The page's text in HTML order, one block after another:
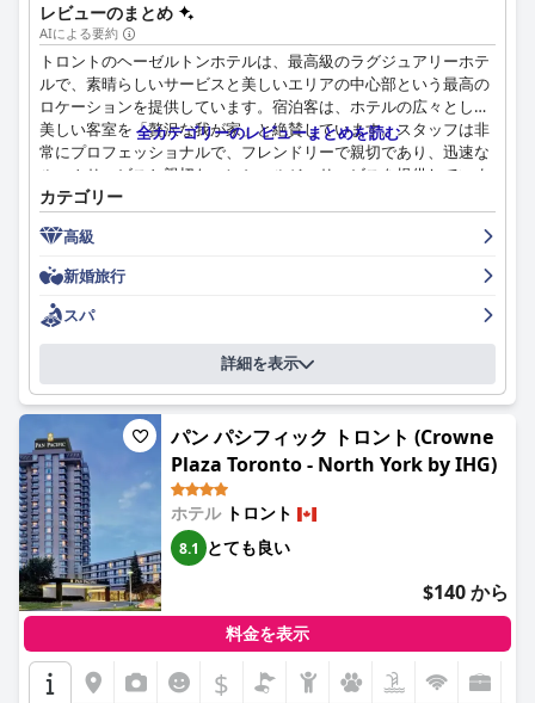
レビューのまとめ
AIによる要約
トロントのヘーゼルトンホテルは、最高級のラグジュアリーホテ
ルで、素晴らしいサービスと美しいエリアの中心部という最高の
ロケーションを提供しています。宿泊客は、ホテルの広々とした
美しい客室を「贅沢な我が家」と絶賛しています。スタッフは非
常にプロフェッショナルで、フレンドリーで親切であり、迅速な
ルームサービスと親切なコンシェルジュサービスを提供していま
す。ホテルのロケーションは、ダウンタウンエリア、美術館、レ
ストランを徒歩で探索するのに最適で、中心部に位置しているに
もかかわらず、ホテルの静けさを高く評価しています。値段は高
いかもしれませんが、宿泊客はその価値があると判断し、美しい
デザインと温かいおもてなしを高く評価しています。全体とし
て、ヘーゼルトンホテルはトロントに滞在するなら絶対に外せな
いホテルであり、ゲストが一生忘れられない素晴らしい体験を提
全カテゴリーのレビューまとめを読む
カテゴリー
高級
新婚旅行
スパ
詳細を表示
パン パシフィック トロント (Crowne
Plaza Toronto - North York by IHG)
ホテル トロント
8.1 とても良い
$140 から
料金を表示
$